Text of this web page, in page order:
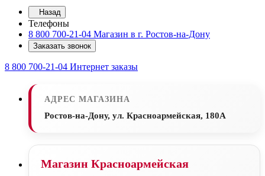
Назад
Телефоны
8 800 700-21-04 Магазин в г. Ростов-на-Дону
Заказать звонок
8 800 700-21-04 Интернет заказы
АДРЕС МАГАЗИНА
Ростов-на-Дону, ул. Красноармейская, 180А
Магазин Красноармейская